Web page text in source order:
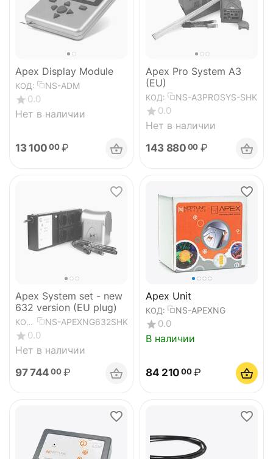
Apex Display Module
КОД: NS-ADM
0.0
Нет в наличии
13 100 00 ₽
Apex Pro System A3
(EU)
КОД: NS-A3PROSYS-SHK
0.0
Нет в наличии
143 880 00 ₽
Apex System set - new
632 version (EU plug)
КОД: NS-APEXNG632SHK
0.0
Нет в наличии
97 744 00 ₽
Apex Unit
КОД: NS-APEXNG
0.0
В наличии
84 210 00 ₽